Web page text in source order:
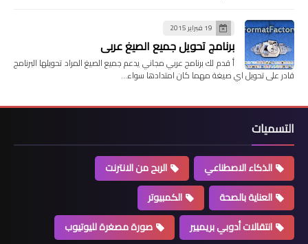
19 فبراير 2015
برنامج تحويل جميع الصيغ عربي
أ قدم لك برنامج عربي مجاني يدعم جميع الصيغ المراد تحويلها البرنامج
قادر على تحويل اي صيغة مهما كان امتدادها سواء…
التسميات
الذكاء الاصطناعي
الربح من الانترنت
العناية بالصحة
الكمبيوتر
انتقالات أدوبي بريميير
صورة مصغرة لليوتيوب